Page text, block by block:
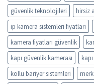
güvenlik teknolojileri
hirsiz
ip kamera sistemleri fiyatları
kamera fiyatları güvenlik
kapı güvenlik kamerası
kollu bariyer sistemleri